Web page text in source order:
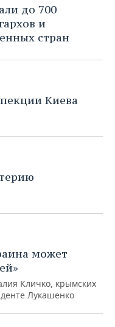
до 700
и
стран
Киева
может
Кличко, крымских
Лукашенко